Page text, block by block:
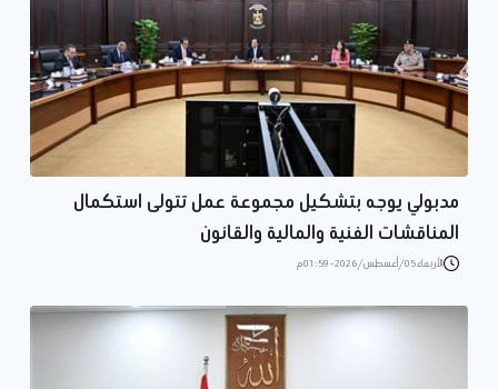
مدبولي يوجه بتشكيل مجموعة عمل تتولى استكمال
المناقشات الفنية والمالية والقانون
الأربعاء 05/أغسطس/2026 - 01:59 م